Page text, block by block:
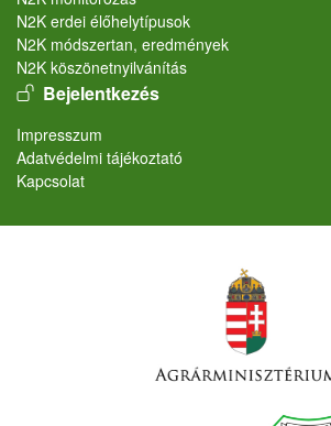
N2K erdei élőhelytípusok
N2K módszertan, eredmények
N2K köszönetnyilvánítás
User account menu
Bejelentkezés
Lábléc
Impresszum
Adatvédelmi tájékoztató
Kapcsolat